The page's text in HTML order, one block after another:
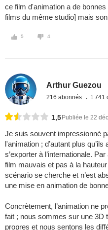
ce film d'animation a de
films du même studio] mais
5 4
Arthur Guezou
216 abonnés 1 741
1,5 Publiée le 22
Je suis souvent impressionné
l'animation ; d’autant plus
s’exporter à l’internationale.
film mauvais et pas à la
scénario se cherche et n’est
une mise en animation de
Concrètement, l’animation ne
fait ; nous sommes sur une 3D
propres et nous sentons les